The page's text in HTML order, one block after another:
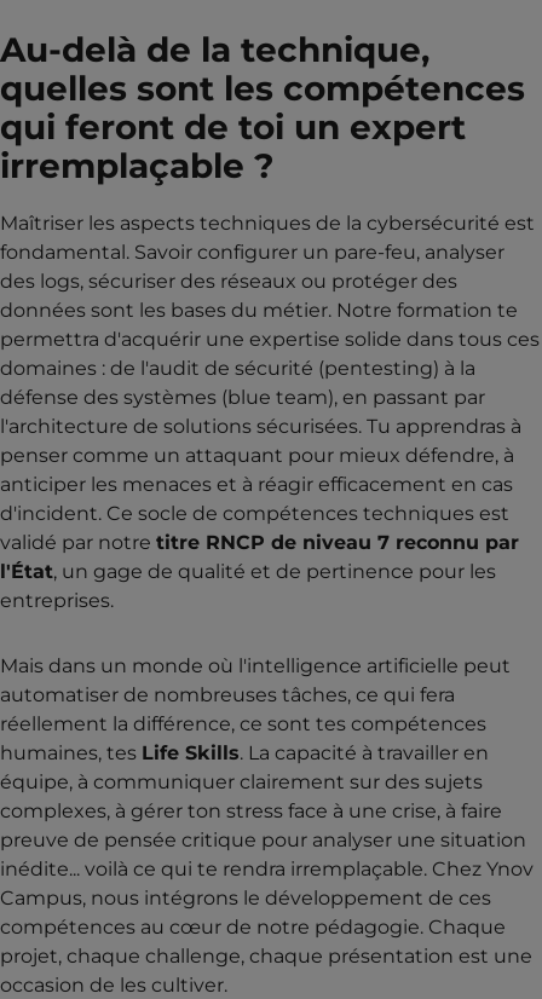
Au-delà de la technique,
quelles sont les compétences
qui feront de toi un expert
irremplaçable ?
Maîtriser les aspects techniques de la cybersécurité est
fondamental. Savoir configurer un pare-feu, analyser
des logs, sécuriser des réseaux ou protéger des
données sont les bases du métier. Notre formation te
permettra d'acquérir une expertise solide dans tous ces
domaines : de l'audit de sécurité (pentesting) à la
défense des systèmes (blue team), en passant par
l'architecture de solutions sécurisées. Tu apprendras à
penser comme un attaquant pour mieux défendre, à
anticiper les menaces et à réagir efficacement en cas
d'incident. Ce socle de compétences techniques est
validé par notre titre RNCP de niveau 7 reconnu par
l'État, un gage de qualité et de pertinence pour les
entreprises.
Mais dans un monde où l'intelligence artificielle peut
automatiser de nombreuses tâches, ce qui fera
réellement la différence, ce sont tes compétences
humaines, tes Life Skills. La capacité à travailler en
équipe, à communiquer clairement sur des sujets
complexes, à gérer ton stress face à une crise, à faire
preuve de pensée critique pour analyser une situation
inédite... voilà ce qui te rendra irremplaçable. Chez Ynov
Campus, nous intégrons le développement de ces
compétences au cœur de notre pédagogie. Chaque
projet, chaque challenge, chaque présentation est une
occasion de les cultiver.